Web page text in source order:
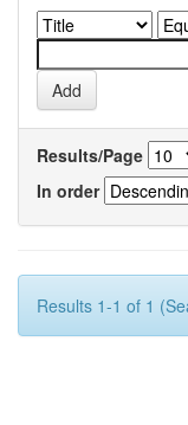
Results/Page
In order
Results 1-1 of 1